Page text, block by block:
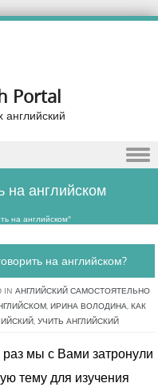
Portal
на английском
на английском"
на английском?
IN АНГЛИЙСКИЙ САМОСТОЯТЕЛЬНО
, ИРИНА ВОЛОДИНА, КАК
, УЧИТЬ АНГЛИЙСКИЙ
мы с Вами затронули
тему для изучения